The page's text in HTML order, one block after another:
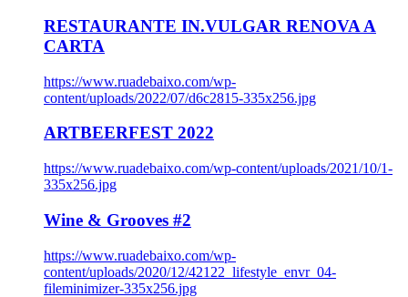
RESTAURANTE IN.VULGAR RENOVA A
CARTA
https://www.ruadebaixo.com/wp-
content/uploads/2022/07/d6c2815-335x256.jpg
ARTBEERFEST 2022
https://www.ruadebaixo.com/wp-content/uploads/2021/10/1-
335x256.jpg
Wine & Grooves #2
https://www.ruadebaixo.com/wp-
content/uploads/2020/12/42122_lifestyle_envr_04-
fileminimizer-335x256.jpg